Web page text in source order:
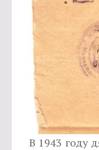
В 1943 году